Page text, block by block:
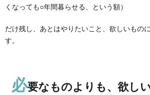
くなっても○年間暮らせる、という額）
だけ残し、あとはやりたいこと、欲しいもの
す。
必要なものよりも、欲し